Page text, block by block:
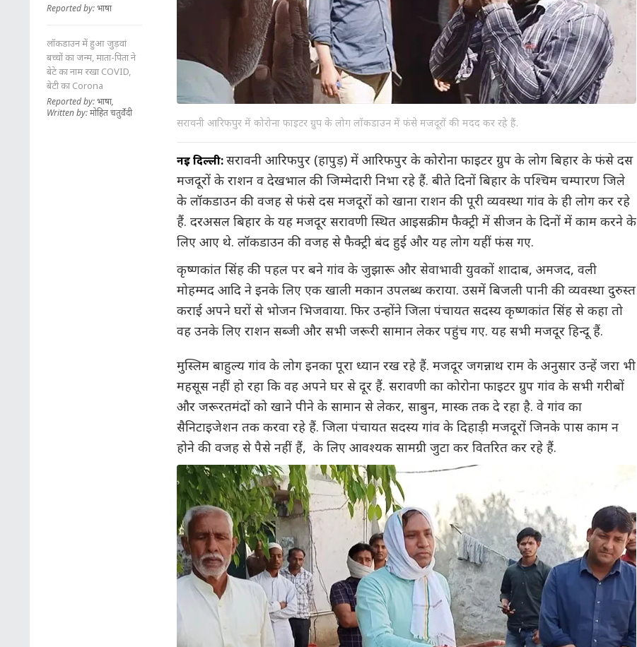
सरावनी आरिफपुर में कोरोना फाइटर ग्रुप के लोग लॉकडाउन में फंसे मजदूरों की मदद कर रहे हैं.
नई दिल्ली:सरावनी आरिफपुर (हापुड़) में आरिफपुर के कोरोना फाइटर ग्रुप के लोग बिहार के फंसे दस
मजदूरों के राशन व देखभाल की जिम्मेदारी निभा रहे हैं. बीते दिनों बिहार के पश्चिम चम्पारण जिले
के लॉकडाउन की वजह से फंसे दस मजदूरों को खाना राशन की पूरी व्यवस्था गांव के ही लोग कर रहे
हैं. दरअसल बिहार के यह मजदूर सरावणी स्थित आइसक्रीम फैक्ट्री में सीजन के दिनों में काम करने के
लिए आए थे. लॉकडाउन की वजह से फैक्ट्री बंद हुई और यह लोग यहीं फंस गए.
कृष्णकांत सिंह की पहल पर बने गांव के जुझारू और सेवाभावी युवकों शादाब, अमजद, वली
मोहम्मद आदि ने इनके लिए एक खाली मकान उपलब्ध कराया. उसमें बिजली पानी की व्यवस्था दुरुस्त
कराई अपने घरों से भोजन भिजवाया. फिर उन्होंने जिला पंचायत सदस्य कृष्णकांत सिंह से कहा तो
वह उनके लिए राशन सब्जी और सभी जरूरी सामान लेकर पहुंच गए. यह सभी मजदूर हिन्दू हैं.
मुस्लिम बाहुल्य गांव के लोग इनका पूरा ध्यान रख रहे हैं. मजदूर जगन्नाथ राम के अनुसार उन्हें जरा भी
महसूस नहीं हो रहा कि वह अपने घर से दूर हैं. सरावणी का कोरोना फाइटर ग्रुप गांव के सभी गरीबों
और जरूरतमंदों को खाने पीने के सामान से लेकर, साबुन, मास्क तक दे रहा है. वे गांव का
सैनिटाइजेशन तक करवा रहे हैं. जिला पंचायत सदस्य गांव के दिहाड़ी मजदूरों जिनके पास काम न
होने की वजह से पैसे नहीं हैं, के लिए आवश्यक सामग्री जुटा कर वितरित कर रहे हैं.
Reported by: भाषा
लॉकडाउन में हुआ जुड़वां
बच्चों का जन्म, माता-पिता ने
बेटे का नाम रखा COVID,
बेटी का Corona
Reported by: भाषा,
Written by: मोहित चतुर्वेदी